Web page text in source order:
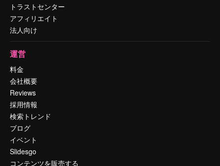
トラストセンター
アフィリエイト
法人向け
運営
料金
会社概要
Reviews
採用情報
検索トレンド
ブログ
イベント
Slidesgo
コンテンツを販売する